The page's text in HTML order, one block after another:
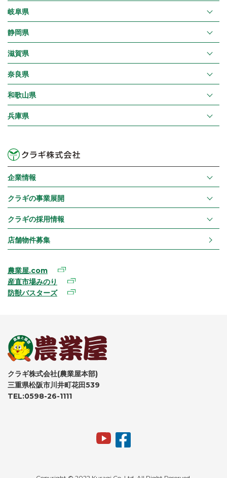
岐阜県
静岡県
滋賀県
奈良県
和歌山県
兵庫県
企業情報
クラギの事業展開
クラギの採用情報
店舗物件募集
農業屋.com
産直市場みのり
防獣バスターズ
クラギ株式会社(農業屋本部)
三重県松阪市川井町花田539
TEL:0598-26-1111